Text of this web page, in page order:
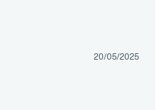
20/05/2025